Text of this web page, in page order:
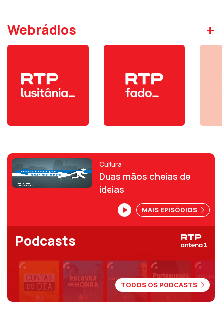
Webrádios +
Cultura
Duas mãos cheias de
ideias
MAIS EPISÓDIOS
Podcasts
TODOS OS PODCASTS